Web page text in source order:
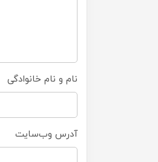
نام و نام خانوادگی
آدرس وب‌سایت